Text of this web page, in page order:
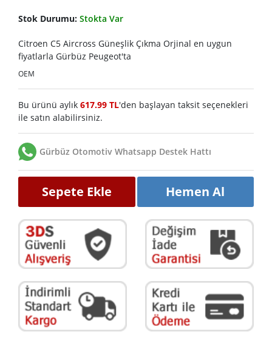
Stok Durumu: Stokta Var
Citroen C5 Aircross Güneşlik Çıkma Orjinal en uygun
fiyatlarla Gürbüz Peugeot'ta
OEM
Bu ürünü aylık 617.99 TL'den başlayan taksit seçenekleri
ile satın alabilirsiniz.
Gürbüz Otomotiv Whatsapp Destek Hattı
Sepete Ekle Hemen Al